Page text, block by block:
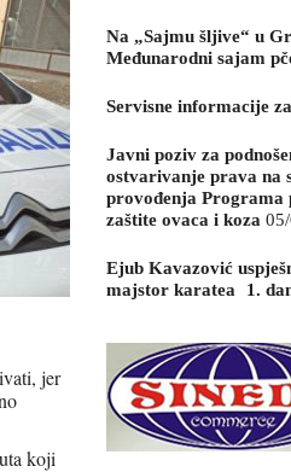
jer
koji
Na „Sajmu šljive“ u
Međunarodni sajam
Servisne informacije
Javni poziv za
ostvarivanje prava na
provođenja Programa
zaštite ovaca i koza
Ejub Kavazović
majstor karatea 1.